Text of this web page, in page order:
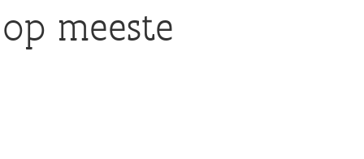
meeste